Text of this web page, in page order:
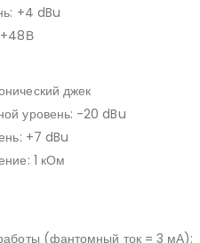
+4 dBu
+48В
джек
уровень: -20 dBu
+7 dBu
1 кОм
(фантомный ток = 3 мА):